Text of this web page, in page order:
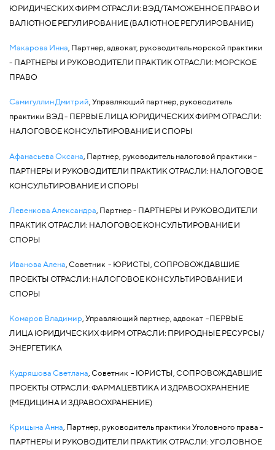
ЮРИДИЧЕСКИХ ФИРМ ОТРАСЛИ: ВЭД/ТАМОЖЕННОЕ ПРАВО И
ВАЛЮТНОЕ РЕГУЛИРОВАНИЕ (ВАЛЮТНОЕ РЕГУЛИРОВАНИЕ)
Макарова Инна , Партнер, адвокат, руководитель морской практики
- ПАРТНЕРЫ И РУКОВОДИТЕЛИ ПРАКТИК ОТРАСЛИ: МОРСКОЕ
ПРАВО
Самигуллин Дмитрий, Управляющий партнер, руководитель
практики ВЭД - ПЕРВЫЕ ЛИЦА ЮРИДИЧЕСКИХ ФИРМ ОТРАСЛИ:
НАЛОГОВОЕ КОНСУЛЬТИРОВАНИЕ И СПОРЫ
Афанасьева Оксана , Партнер, руководитель налоговой практики -
ПАРТНЕРЫ И РУКОВОДИТЕЛИ ПРАКТИК ОТРАСЛИ: НАЛОГОВОЕ
КОНСУЛЬТИРОВАНИЕ И СПОРЫ
Левенкова Александра , Партнер - ПАРТНЕРЫ И РУКОВОДИТЕЛИ
ПРАКТИК ОТРАСЛИ: НАЛОГОВОЕ КОНСУЛЬТИРОВАНИЕ И
СПОРЫ
Иванова Алена , Советник - ЮРИСТЫ, СОПРОВОЖДАВШИЕ
ПРОЕКТЫ ОТРАСЛИ: НАЛОГОВОЕ КОНСУЛЬТИРОВАНИЕ И
СПОРЫ
Комаров Владимир, Управляющий партнер, адвокат -ПЕРВЫЕ
ЛИЦА ЮРИДИЧЕСКИХ ФИРМ ОТРАСЛИ: ПРИРОДНЫЕ РЕСУРСЫ/
ЭНЕРГЕТИКА
Кудряшова Светлана , Советник - ЮРИСТЫ, СОПРОВОЖДАВШИЕ
ПРОЕКТЫ ОТРАСЛИ: ФАРМАЦЕВТИКА И ЗДРАВООХРАНЕНИЕ
(МЕДИЦИНА И ЗДРАВООХРАНЕНИЕ)
Крицына Анна , Партнер, руководитель практики Уголовного права -
ПАРТНЕРЫ И РУКОВОДИТЕЛИ ПРАКТИК ОТРАСЛИ: УГОЛОВНОЕ